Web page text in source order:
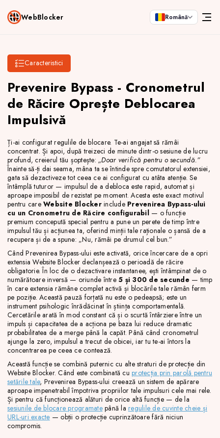
WebBlocker Română
Caracteristici
Prevenire Bypass - Cronometrul
de Răcire Oprește Deblocarea
Impulsivă
Ți-ai configurat regulile de blocare. Te-ai angajat să rămâi
concentrat. Și apoi, după treizeci de minute dintr-o sesiune de lucru
profund, creierul tău șoptește: „Doar verifică pentru o secundă.”
Înainte să-ți dai seama, mâna ta se întinde spre comutatorul extensiei,
gata să dezactiveze tot ceea ce ai configurat cu atâta atenție. Se
întâmplă tuturor — impulsul de a debloca este rapid, automat și
aproape imposibil de rezistat pe moment. Acesta este exact motivul
pentru care Website Blockerinclude Prevenirea Bypass-ului
cu un Cronometru de Răcire configurabil— o funcție
premium concepută special pentru a pune un perete de timp între
impulsul tău și acțiunea ta, oferind minții tale raționale o șansă de a
recupera și de a spune: „Nu, rămâi pe drumul cel bun.”
Când Prevenirea Bypass-ului este activată, orice încercare de a opri
extensia Website Blocker declanșează o perioadă de răcire
obligatorie. În loc de o dezactivare instantanee, ești întâmpinat de o
numărătoare inversă — oriunde între 5 și 300 de secunde — timp
în care extensia rămâne complet activă și blocările tale rămân ferm
pe poziție. Această pauză forțată nu este o pedeapsă; este un
instrument psihologic înrădăcinat în știința comportamentală.
Cercetările arată în mod constant că și o scurtă întârziere între un
impuls și capacitatea de a acționa pe baza lui reduce dramatic
probabilitatea de a merge până la capăt. Până când cronometrul
ajunge la zero, impulsul a trecut de obicei, iar tu te-ai întors la
concentrarea pe ceea ce contează.
Această funcție se combină puternic cu alte straturi de protecție din
Website Blocker. Când este combinată cu protecția prin parolă pentru
setările tale, Prevenirea Bypass-ului creează un sistem de apărare
aproape impenetrabil împotriva propriilor tale impulsuri cele mai rele.
Și pentru că funcționează alături de orice altă funcție — de la
sesiunile de blocare programatepână la regulile de cuvinte cheie și
URL-uri exacte — obții o protecție cuprinzătoare fără niciun
compromis.